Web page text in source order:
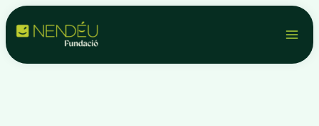
al
contenido
Main
Navegación
entradas